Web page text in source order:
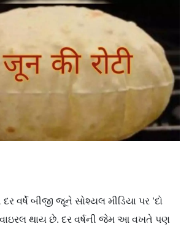
વર્ષે બીજી જૂને સોશ્યલ મીડિયા પર ‘દો
વાઇરલ થાય છે. દર વર્ષની જેમ આ વખતે પણ